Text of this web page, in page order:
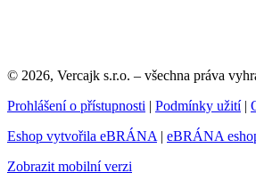
© 2026, Vercajk s.r.o. – všechna práva
Prohlášení o přístupnosti | Podmínky užití|
Eshop vytvořila eBRÁNA | eBRÁNA
Zobrazit mobilní verzi